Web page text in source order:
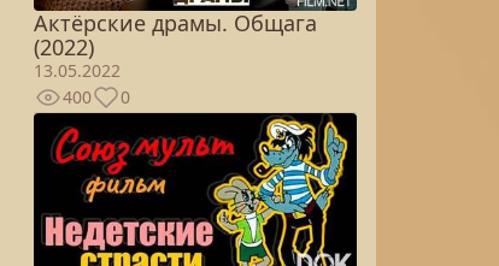
Актёрские драмы. Общага
(2022)
13.05.2022
400
0